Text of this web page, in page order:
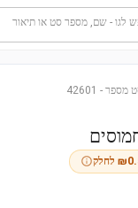
לגו - שם, מספר סט או תיאור
מספר -
42601
₪ לחלק